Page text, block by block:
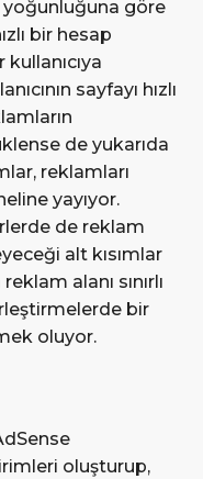
yoğunluğuna göre
bir hesap
sayfayı hızlı
de yukarıda
reklamları
yayıyor.
de reklam
alt kısımlar
alanı sınırlı
bir
oluyor.
oluşturup,